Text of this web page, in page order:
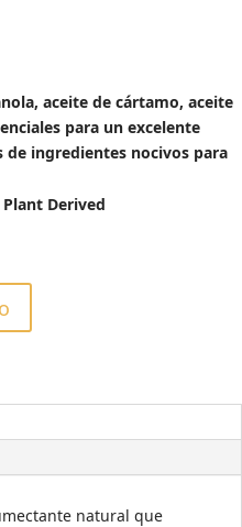
aceite de cártamo, aceite
para un excelente
ingredientes nocivos para
Plant Derived
natural que